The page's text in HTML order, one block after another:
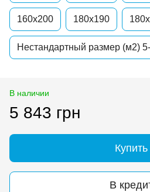
160x200 180x190
Нестандартный размер (м2)
В наличии
5 843 грн
Купить
В